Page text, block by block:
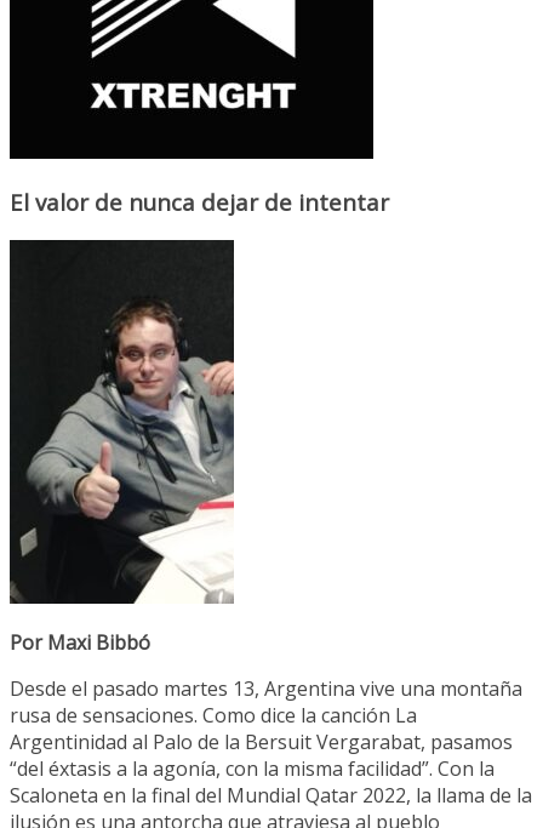
El valor de nunca dejar de intentar
Por Maxi Bibbó
Desde el pasado martes 13, Argentina vive una montaña
rusa de sensaciones. Como dice la canción La
Argentinidad al Palo de la Bersuit Vergarabat, pasamos
“del éxtasis a la agonía, con la misma facilidad”. Con la
Scaloneta en la final del Mundial Qatar 2022, la llama de la
ilusión es una antorcha que atraviesa al pueblo